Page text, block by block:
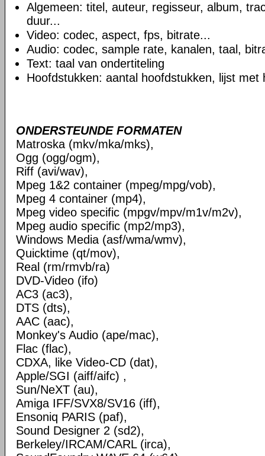
Algemeen: titel, auteur, regisseur, album,
duur...
Video: codec, aspect, fps, bitrate...
Audio: codec, sample rate, kanalen, taal,
Text: taal van ondertiteling
Hoofdstukken: aantal hoofdstukken, lijst met
ONDERSTEUNDE FORMATEN
Matroska (mkv/mka/mks),
Ogg (ogg/ogm),
Riff (avi/wav),
Mpeg 1&2 container (mpeg/mpg/vob),
Mpeg 4 container (mp4),
Mpeg video specific (mpgv/mpv/m1v/m2v),
Mpeg audio specific (mp2/mp3),
Windows Media (asf/wma/wmv),
Quicktime (qt/mov),
Real (rm/rmvb/ra)
DVD-Video (ifo)
AC3 (ac3),
DTS (dts),
AAC (aac),
Monkey's Audio (ape/mac),
Flac (flac),
CDXA, like Video-CD (dat),
Apple/SGI (aiff/aifc) ,
Sun/NeXT (au),
Amiga IFF/SVX8/SV16 (iff),
Ensoniq PARIS (paf),
Sound Designer 2 (sd2),
Berkeley/IRCAM/CARL (irca),